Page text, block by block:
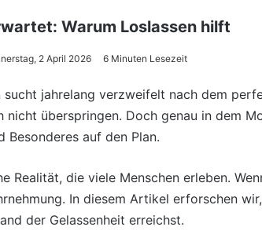
Warum Loslassen hilft
2 April 2026 6 Minuten Lesezeit
jahrelang verzweifelt nach dem
überspringen. Doch genau in dem
auf den Plan.
die viele Menschen erleben.
In diesem Artikel erforschen
der Gelassenheit erreichst.